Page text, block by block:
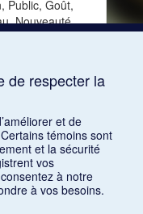
Public, Goût,
Nouveauté,
de respecter la
et de
témoins sont
et la sécurité
vos
à notre
à vos besoins.